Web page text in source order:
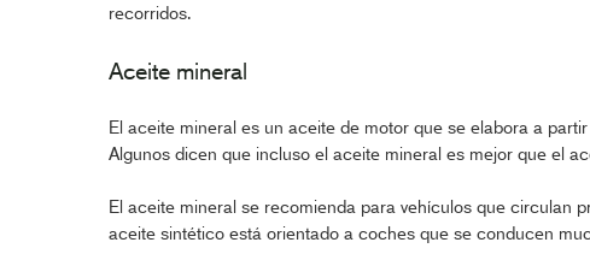
recorridos.
Aceite mineral
El aceite mineral es un aceite de motor que se elabora a
Algunos dicen que incluso el aceite mineral es mejor que el
El aceite mineral se recomienda para vehículos que circulan
aceite sintético está orientado a coches que se conducen